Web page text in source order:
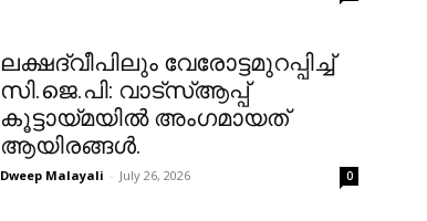
ലക്ഷദ്വീപിലും വേരോട്ടമുറപ്പിച്ച്
സി.ജെ.പി: വാട്‌സ്ആപ്പ്
കൂട്ടായ്മയിൽ അംഗമായത്
ആയിരങ്ങൾ.
Dweep Malayali - July 26, 2026 0